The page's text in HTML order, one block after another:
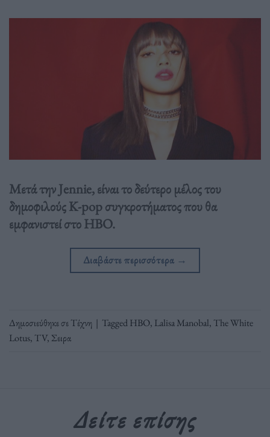
Μετά την Jennie, είναι το δεύτερο μέλος του
δημοφιλούς K-pop συγκροτήματος που θα
εμφανιστεί στο HBO.
Διαβάστε περισσότερα →
Δημοσιεύθηκε σεΤέχνη | TaggedHBO, Lalisa Manobal, The White
Lotus, TV, Σειρα
Δείτε επίσης